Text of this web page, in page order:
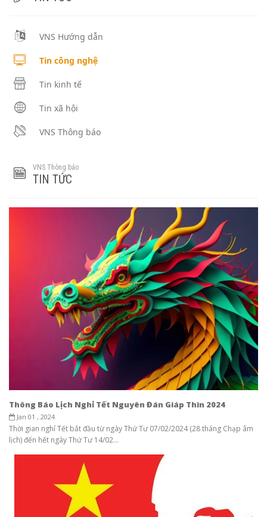
VNS Hướng dẫn
Tin công nghệ
Tin kinh tế
Tin xã hội
VNS Thông báo
VNS Thông báo
TIN TỨC
Thông Báo Lịch Nghỉ Tết Nguyên Đán Giáp Thìn 2024
Jan 01 , 2024
Thời gian nghỉ Tết bắt đầu từ ngày Thứ Tư 07/02/2024 (28 tháng Chạp âm
lịch) đến hết ngày Thứ Tư 14/02...